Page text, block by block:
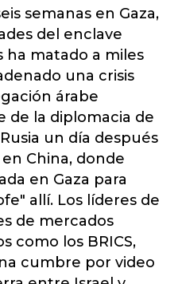
semanas en Gaza,
del enclave
matado a miles
una crisis
árabe
de la diplomacia de
un día después
China, donde
en Gaza para
allí. Los líderes de
de mercados
como los BRICS,
cumbre por video